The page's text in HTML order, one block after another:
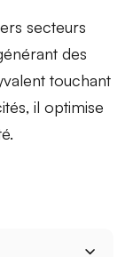
secteurs
des
touchant
il optimise